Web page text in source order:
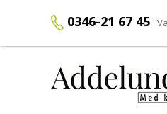
0346-21 67 45